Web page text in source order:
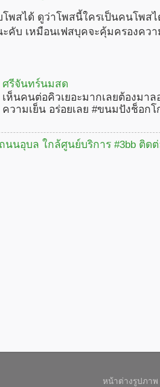
พสได้ ดูว่าโพสนี้ใครเป็นคนโพส
ะคับ เหมือนเฟสบุคจะคุ้มครองคว
ศรีจันทร์นมสด
เห็นคนต่อคิวเยอะมากเลยต้องมา
ความเย็น อร่อยเลย #ขนมปังช็อก
นนอุบล ใกล้ศูนย์บริการ #3bb ติดต่
หน้าต่างรูปภา